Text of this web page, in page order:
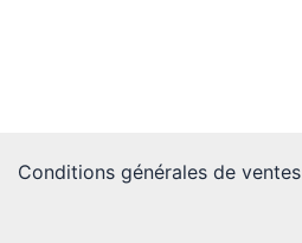
Conditions générales de ventes